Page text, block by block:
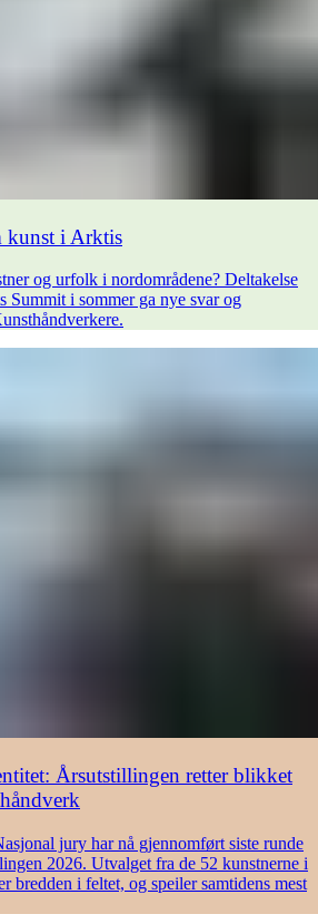
kunst i Arktis
og urfolk i nordområdene? Deltakelse
Summit i sommer ga nye svar og
Årsutstillingen retter blikket
jury har nå gjennomført siste runde
2026. Utvalget fra de 52 kunstnerne i
bredden i feltet, og speiler samtidens mest